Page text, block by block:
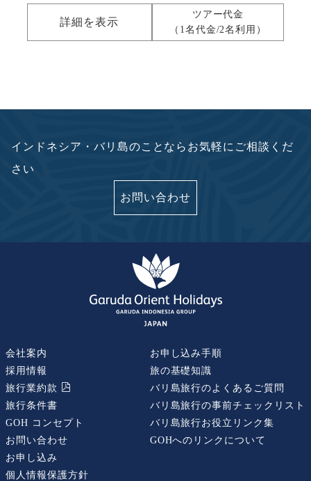
詳細を表示
ツアー代金
（1名代金/2名利用）
インドネシア・バリ島のことならお気軽にご相談くだ
さい
お問い合わせ
会社案内
採用情報
旅行業約款
旅行条件書
GOH コンセプト
お問い合わせ
お申し込み
個人情報保護方針
お申し込み手順
旅の基礎知識
バリ島旅行のよくあるご質問
バリ島旅行の事前チェックリスト
バリ島旅行お役立リンク集
GOHへのリンクについて